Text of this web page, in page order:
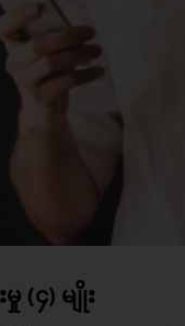
(၄) မျိုး